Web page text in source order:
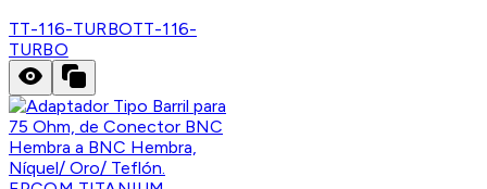
TT-116-TURBOTT-116-
TURBO